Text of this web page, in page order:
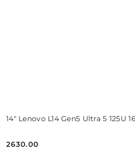
14" Lenovo L14 Gen5 Ultra 5 125U
Cena:
2630.00